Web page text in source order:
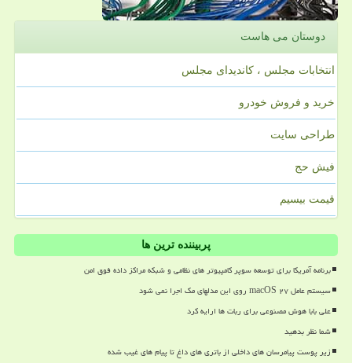
دوستان می هاست
انتخابات مجلس ، کاندیدای مجلس
خرید و فروش خودرو
طراحی سایت
فیش حج
قیمت بیسیم
پربیننده ترین ها
برنامه آمریکا برای توسعه سوپر کامپیوتر های نظامی و شبکه مراکز داده فوق امن
سیستم عامل macOS ۲۷ روی این مدلهای مک اجرا نمی شود
علی بابا هوش مصنوعی برای ربات ها ارایه کرد
شما نظر بدهید
زیر پوست پیامرسان های داخلی از باتری های داغ تا پیام های غیب شده